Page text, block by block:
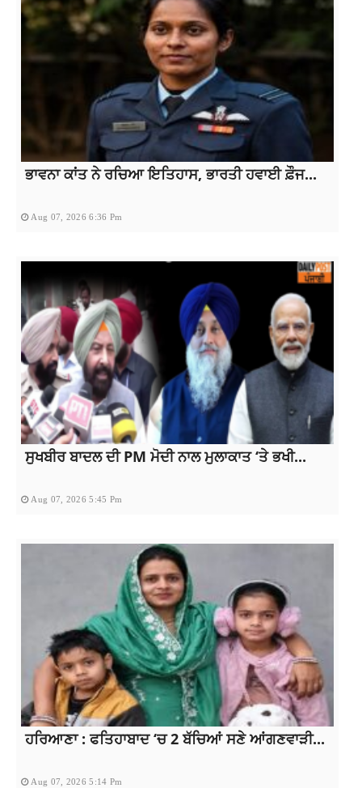
ਭਾਵਨਾ ਕਾਂਤ ਨੇ ਰਚਿਆ ਇਤਿਹਾਸ, ਭਾਰਤੀ ਹਵਾਈ ਫ਼ੌਜ...
Aug 07, 2026 6:36 Pm
ਸੁਖਬੀਰ ਬਾਦਲ ਦੀ PM ਮੋਦੀ ਨਾਲ ਮੁਲਾਕਾਤ ‘ਤੇ ਭਖੀ...
Aug 07, 2026 5:45 Pm
ਹਰਿਆਣਾ : ਫਤਿਹਾਬਾਦ ‘ਚ 2 ਬੱਚਿਆਂ ਸਣੇ ਆਂਗਣਵਾੜੀ...
Aug 07, 2026 5:14 Pm